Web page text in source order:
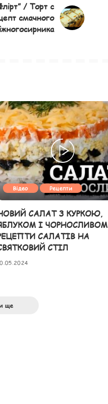
/ Торт с
смачного
Відео Рецепти
САЛАТ З КУРКОЮ,
І ЧОРНОСЛИВОМ
САЛАТІВ НА
СТІЛ
ще